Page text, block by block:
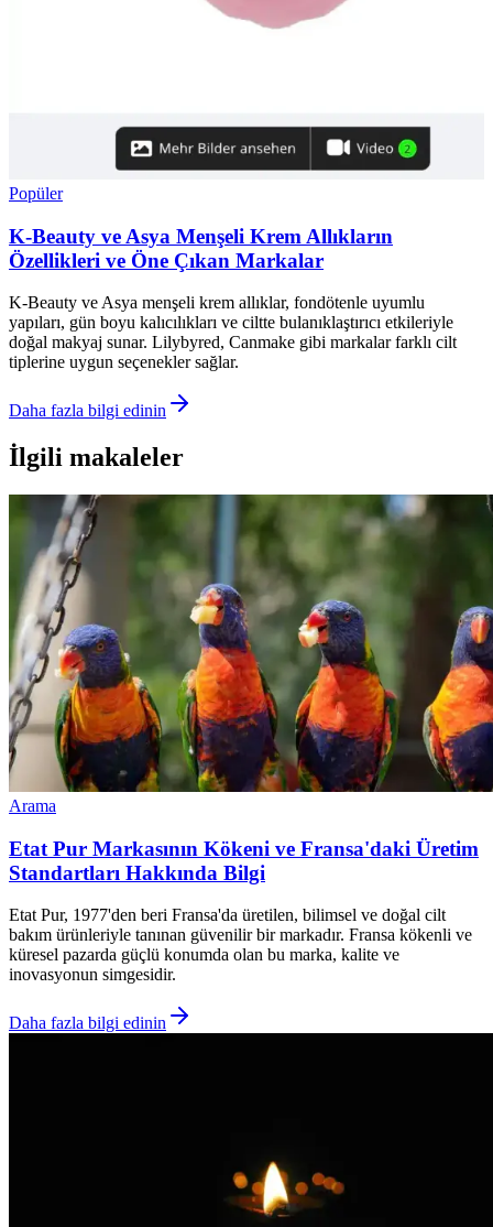
Popüler
K-Beauty ve Asya Menşeli Krem Allıkların
Özellikleri ve Öne Çıkan Markalar
K-Beauty ve Asya menşeli krem allıklar, fondötenle uyumlu
yapıları, gün boyu kalıcılıkları ve ciltte bulanıklaştırıcı etkileriyle
doğal makyaj sunar. Lilybyred, Canmake gibi markalar farklı cilt
tiplerine uygun seçenekler sağlar.
Daha fazla bilgi edinin
İlgili makaleler
Arama
Etat Pur Markasının Kökeni ve Fransa'daki Üretim
Standartları Hakkında Bilgi
Etat Pur, 1977'den beri Fransa'da üretilen, bilimsel ve doğal cilt
bakım ürünleriyle tanınan güvenilir bir markadır. Fransa kökenli ve
küresel pazarda güçlü konumda olan bu marka, kalite ve
inovasyonun simgesidir.
Daha fazla bilgi edinin